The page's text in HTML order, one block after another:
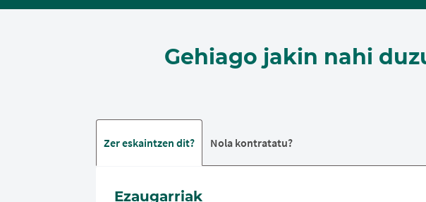
Gehiago jakin nahi
Zer eskaintzen dit? Nola kontratatu?
Ezaugarriak